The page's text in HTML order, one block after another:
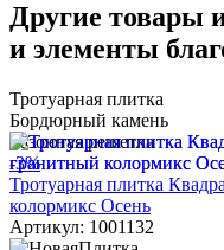
Другие товары
и элементы
Тротуарная плитка
Бордюрный камень
Газонная решетка
-3%
Тротуарная плитка
колормикс Осень
Артикул: 1001132